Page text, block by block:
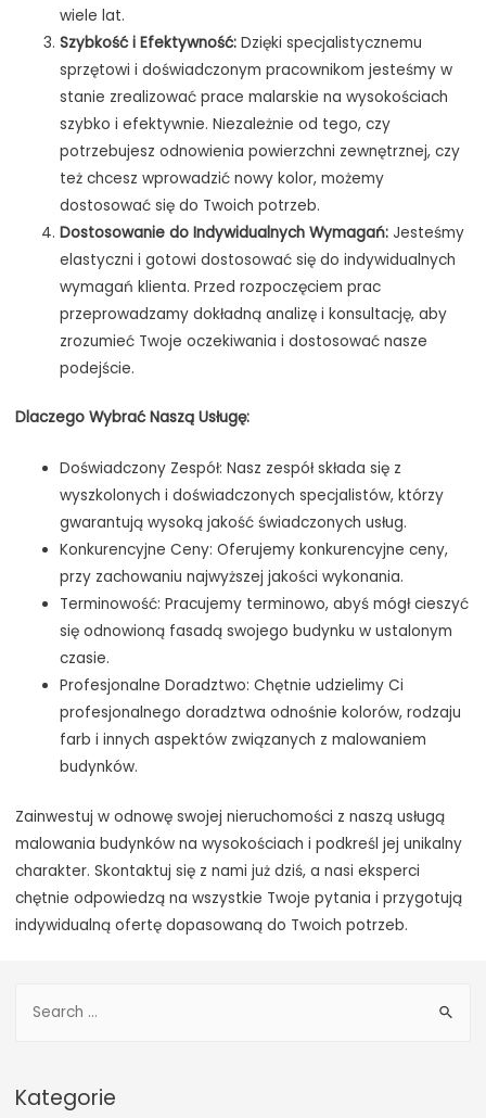
wiele lat.
Szybkość i Efektywność:Dzięki specjalistycznemu
sprzętowi i doświadczonym pracownikom jesteśmy w
stanie zrealizować prace malarskie na wysokościach
szybko i efektywnie. Niezależnie od tego, czy
potrzebujesz odnowienia powierzchni zewnętrznej, czy
też chcesz wprowadzić nowy kolor, możemy
dostosować się do Twoich potrzeb.
Dostosowanie do Indywidualnych Wymagań:Jesteśmy
elastyczni i gotowi dostosować się do indywidualnych
wymagań klienta. Przed rozpoczęciem prac
przeprowadzamy dokładną analizę i konsultację, aby
zrozumieć Twoje oczekiwania i dostosować nasze
podejście.
Dlaczego Wybrać Naszą Usługę:
Doświadczony Zespół: Nasz zespół składa się z
wyszkolonych i doświadczonych specjalistów, którzy
gwarantują wysoką jakość świadczonych usług.
Konkurencyjne Ceny: Oferujemy konkurencyjne ceny,
przy zachowaniu najwyższej jakości wykonania.
Terminowość: Pracujemy terminowo, abyś mógł cieszyć
się odnowioną fasadą swojego budynku w ustalonym
czasie.
Profesjonalne Doradztwo: Chętnie udzielimy Ci
profesjonalnego doradztwa odnośnie kolorów, rodzaju
farb i innych aspektów związanych z malowaniem
budynków.
Zainwestuj w odnowę swojej nieruchomości z naszą usługą
malowania budynków na wysokościach i podkreśl jej unikalny
charakter. Skontaktuj się z nami już dziś, a nasi eksperci
chętnie odpowiedzą na wszystkie Twoje pytania i przygotują
indywidualną ofertę dopasowaną do Twoich potrzeb.
Kategorie